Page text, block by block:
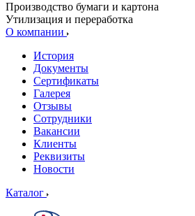
Производство бумаги и картона
Утилизация и переработка
О компании
История
Документы
Сертификаты
Галерея
Отзывы
Сотрудники
Вакансии
Клиенты
Реквизиты
Новости
Каталог